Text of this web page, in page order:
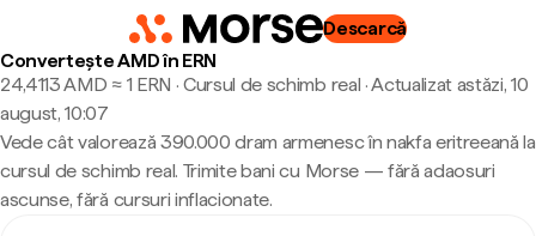
Descarcă
Convertește AMD în ERN
24,4113 AMD ≈ 1 ERN · Cursul de schimb real ·Actualizat astăzi, 10
august, 10:07
Vede cât valorează 390.000 dram armenesc în nakfa eritreeană la
cursul de schimb real. Trimite bani cu Morse — fără adaosuri
ascunse, fără cursuri inflacionate.